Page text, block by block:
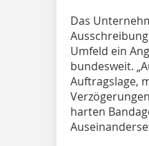
Das
Umfeld ein
bundesweit.
Auftragslage,
harten